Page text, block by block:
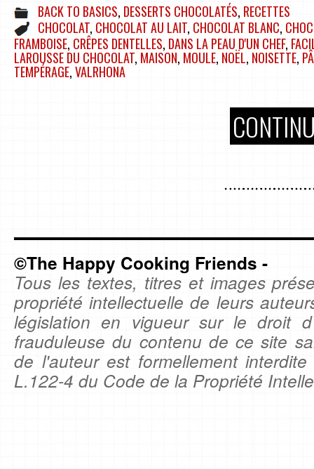
BACK TO BASICS, DESSERTS CHOCOLATÉS, RECETTES
CHOCOLAT, CHOCOLAT AU LAIT, CHOCOLAT BLANC,
FRAMBOISE, CRÊPES DENTELLES, DANS LA PEAU D'UN CHEF,
LAROUSSE DU CHOCOLAT, MAISON, MOULE, NOËL, NOISETTE,
TEMPÉRAGE,VALRHONA
©The Happy Cooking Friends -
Tous les textes, titres et images
propriété intellectuelle de leurs
législation en vigueur sur le droit
frauduleuse du contenu de ce site
de l'auteur est formellement
L.122-4 du Code de la Propriété